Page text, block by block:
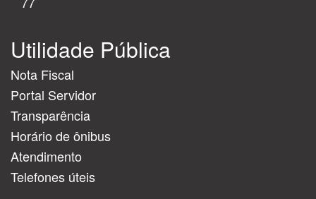
Utilidade Pública
Nota Fiscal
Portal Servidor
Transparência
Horário de ônibus
Atendimento
Telefones úteis